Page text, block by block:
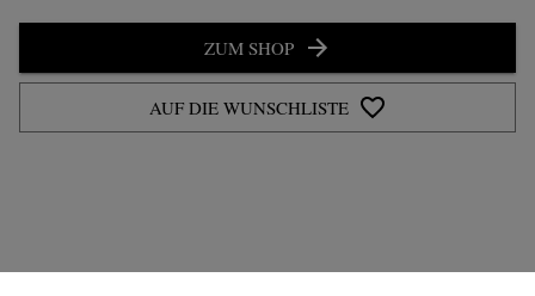
ZUM SHOP
AUF DIE WUNSCHLISTE